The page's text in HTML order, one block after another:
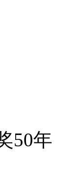
50年